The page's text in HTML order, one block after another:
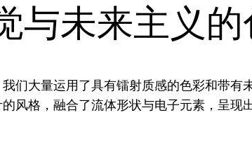
与未来主义
们大量运用了具有镭射质感的色彩和带
风格，融合了流体形状与电子元素，呈现